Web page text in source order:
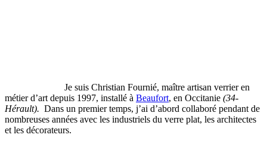
Je suis Christian Fournié, maître artisan verrier en
métier d’art depuis 1997, installé à Beaufort, en Occitanie (34-
Hérault). Dans un premier temps, j’ai d’abord collaboré pendant de
nombreuses années avec les industriels du verre plat, les architectes
et les décorateurs.